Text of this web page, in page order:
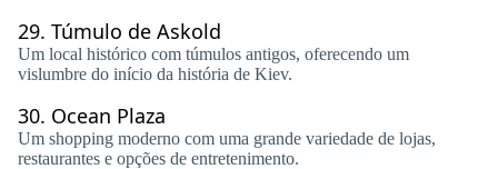
29. Túmulo de Askold
Um local histórico com túmulos antigos, oferecendo um
vislumbre do início da história de Kiev.
30. Ocean Plaza
Um shopping moderno com uma grande variedade de lojas,
restaurantes e opções de entretenimento.